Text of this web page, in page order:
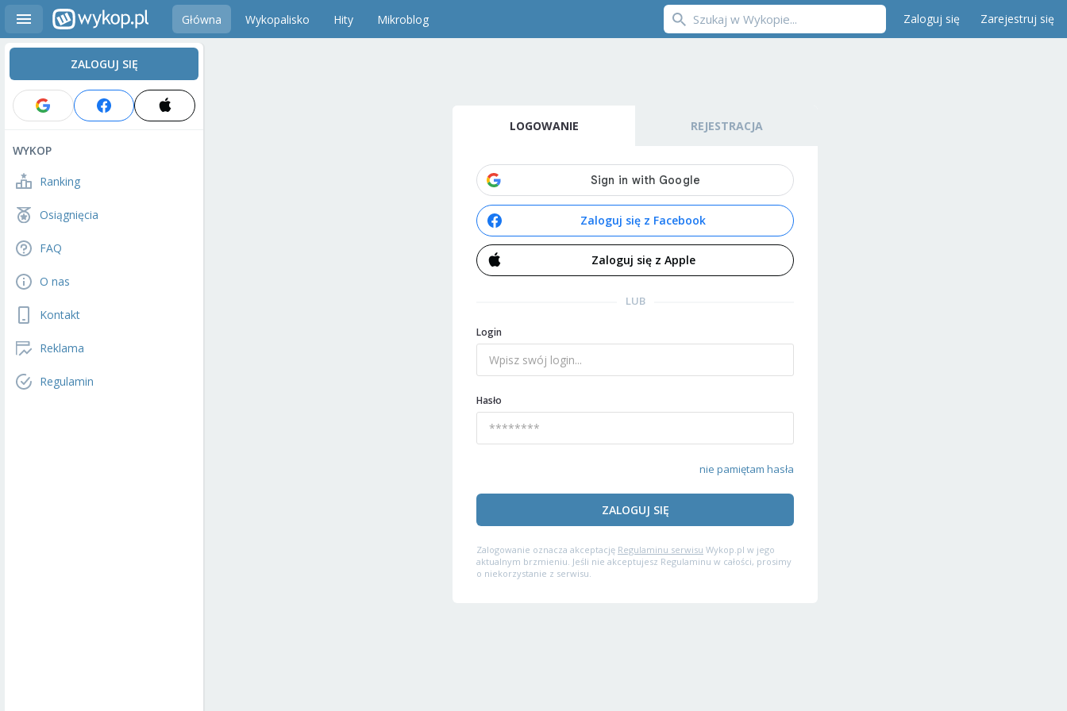
Główna Wykopalisko Hity Mikroblog Zaloguj się Zarejestruj się
ZALOGUJ SIĘ
WYKOP
Ranking
Osiągnięcia
FAQ
O nas
Kontakt
Reklama
Regulamin
LOGOWANIE REJESTRACJA
Zaloguj się z Facebook
Zaloguj się z Apple
LUB
Login
Hasło
nie pamiętam hasła
ZALOGUJ SIĘ
Zalogowanie oznacza akceptację Regulaminu serwisu Wykop.pl w jego
aktualnym brzmieniu. Jeśli nie akceptujesz Regulaminu w całości, prosimy
o niekorzystanie z serwisu.